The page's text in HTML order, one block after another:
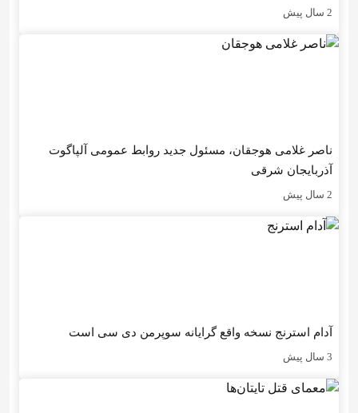
2 سال پیش
ناصر غلامی هوجقان، مسئول جدید روابط عمومی آلپاگوت
آذربایجان شرقی
2 سال پیش
آدام استرنج نسخه واقع گرایانه سوپرمن دی سی است
3 سال پیش